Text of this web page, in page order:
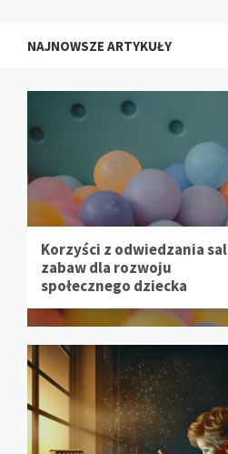
NAJNOWSZE ARTYKUŁY
Korzyści z odwiedzania sal
zabaw dla rozwoju
społecznego dziecka